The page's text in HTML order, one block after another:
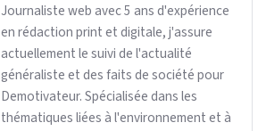
Journaliste web avec 5 ans d'expérience
en rédaction print et digitale, j'assure
actuellement le suivi de l'actualité
généraliste et des faits de société pour
Demotivateur. Spécialisée dans les
thématiques liées à l'environnement et à